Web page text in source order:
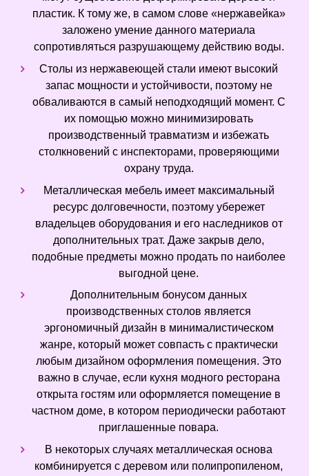
пластик. К тому же, в самом слове «нержавейка»
заложено умение данного материала
сопротивляться разрушающему действию воды.
Столы из нержавеющей стали имеют высокий
запас мощности и устойчивости, поэтому не
обваливаются в самый неподходящий момент. С
их помощью можно минимизировать
производственный травматизм и избежать
столкновений с инспекторами, проверяющими
охрану труда.
Металлическая мебель имеет максимальный
ресурс долговечности, поэтому убережет
владельцев оборудования и его наследников от
дополнительных трат. Даже закрыв дело,
подобные предметы можно продать по наиболее
выгодной цене.
Дополнительным бонусом данных
производственных столов является
эргономичный дизайн в минималистическом
жанре, который может совпасть с практически
любым дизайном оформления помещения. Это
важно в случае, если кухня модного ресторана
открыта гостям или оформляется помещение в
частном доме, в котором периодически работают
приглашенные повара.
В некоторых случаях металлическая основа
комбинируется с деревом или полипропиленом,